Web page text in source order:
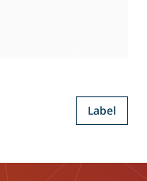
Label